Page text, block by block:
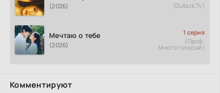
(2026)
(DubLik.Tv)
Мечтаю о тебе
(2026)
1 серия
(Проф.
Многоголосый)
Комментируют